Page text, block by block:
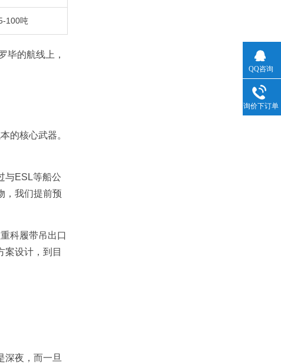
100吨
毕的航线上，
的核心武器。
与ESL等船公
，我们提前预
科履带吊出口
案设计，到目
深夜，而一旦
QQ咨询
询价下订单